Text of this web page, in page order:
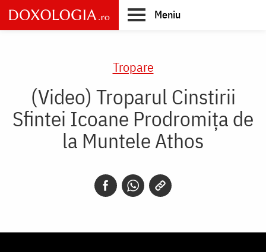
Skip
to
main
Meniu
Tropare
(Video) Troparul Cinstirii
Sfintei Icoane Prodromița de
la Muntele Athos